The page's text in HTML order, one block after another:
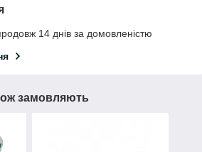
14 днів за домовленістю
замовляють